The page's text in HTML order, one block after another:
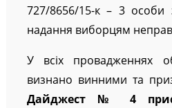
727/8656/15-к – 3 особи
надання виборцям
У всіх провадженнях
визнано винними та
Дайджест № 4